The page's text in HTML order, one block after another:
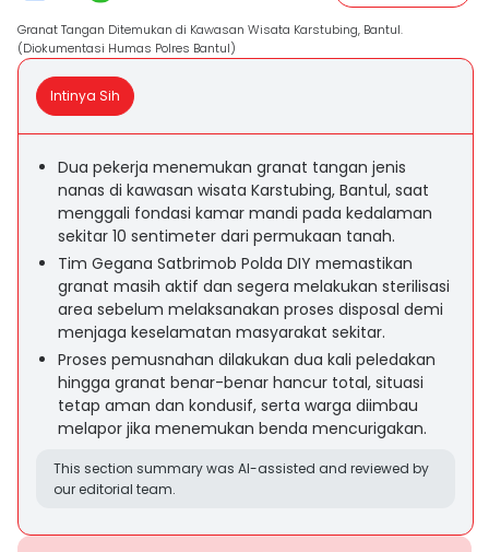
Granat Tangan Ditemukan di Kawasan Wisata Karstubing, Bantul.
(Diokumentasi Humas Polres Bantul)
Intinya Sih
Dua pekerja menemukan granat tangan jenis
nanas di kawasan wisata Karstubing, Bantul, saat
menggali fondasi kamar mandi pada kedalaman
sekitar 10 sentimeter dari permukaan tanah.
Tim Gegana Satbrimob Polda DIY memastikan
granat masih aktif dan segera melakukan sterilisasi
area sebelum melaksanakan proses disposal demi
menjaga keselamatan masyarakat sekitar.
Proses pemusnahan dilakukan dua kali peledakan
hingga granat benar-benar hancur total, situasi
tetap aman dan kondusif, serta warga diimbau
melapor jika menemukan benda mencurigakan.
This section summary was AI-assisted and reviewed by
our editorial team.